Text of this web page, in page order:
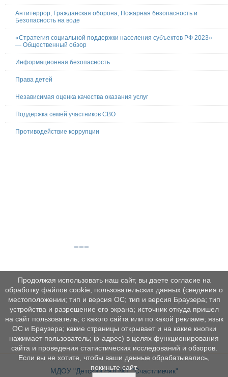
Антитеррор, Гражданская оборона, Пожарная безопасность и
Безопасность на воде
«Стратегия социальной поддержки населения субъектов РФ 2023»
— Общественный обзор
Информационная безопасность
Права детей
Независимая оценка качества оказания услуг
Поддержка семей участников СВО
Противодействие коррупции
МДОУ "Детский сад №1 "Счастливчик"
Продолжая использовать наш сайт, вы даете согласие на
обработку файлов cookie, пользовательских данных (сведения о
местоположении; тип и версия ОС; тип и версия Браузера; тип
устройства и разрешение его экрана; источник откуда пришел
на сайт пользователь; с какого сайта или по какой рекламе; язык
ОС и Браузера; какие страницы открывает и на какие кнопки
нажимает пользователь; ip-адрес) в целях функционирования
сайта и проведения статистических исследований и обзоров.
Если вы не хотите, чтобы ваши данные обрабатывались,
покиньте сайт.